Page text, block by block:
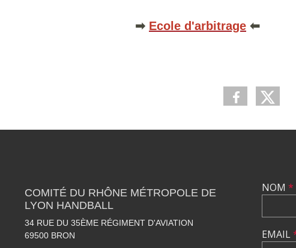
➡ Ecole d'arbitrage ⬅
COMITÉ DU RHÔNE MÉTROPOLE DE
LYON HANDBALL
34 RUE DU 35ÈME RÉGIMENT D'AVIATION
69500 BRON
NOM *
EMAIL